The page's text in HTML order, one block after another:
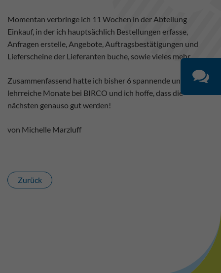
Momentan verbringe ich 11 Wochen in der Abteilung
Einkauf, in der ich hauptsächlich Bestellungen erfasse,
Anfragen erstelle, Angebote, Auftragsbestätigungen und
Lieferscheine der Lieferanten buche, sowie vieles mehr.
Zusammenfassend hatte ich bisher 6 spannende und
lehrreiche Monate bei BIRCO und ich hoffe, dass die
nächsten genauso gut werden!
von Michelle Marzluff
Zurück